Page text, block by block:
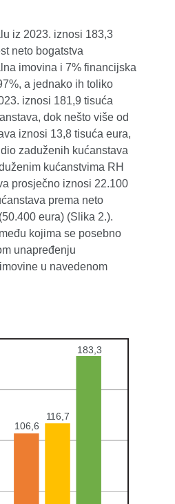
iz 2023. iznosi 183,3
neto bogatstva
imovina i 7% financijska
a jednako ih toliko
iznosi 181,9 tisuća
dok nešto više od
iznosi 13,8 tisuća eura,
zaduženih kućanstava
kućanstvima RH
prosječno iznosi 22.100
prema neto
eura) (Slika 2.).
kojima se posebno
unapređenju
u navedenom